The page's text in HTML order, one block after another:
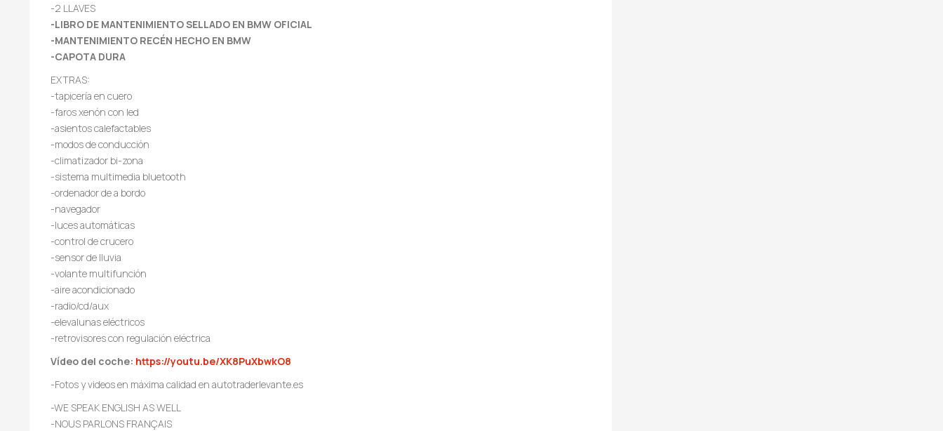
-2 LLAVES
-LIBRO DE MANTENIMIENTO SELLADO EN BMW OFICIAL
-MANTENIMIENTO RECÉN HECHO EN BMW
-CAPOTA DURA
EXTRAS:
-tapicería en cuero
-faros xenón con led
-asientos calefactables
-modos de conducción
-climatizador bi-zona
-sistema multimedia bluetooth
-ordenador de a bordo
-navegador
-luces automáticas
-control de crucero
-sensor de lluvia
-volante multifunción
-aire acondicionado
-radio/cd/aux
-elevalunas eléctricos
-retrovisores con regulación eléctrica
Vídeo del coche: https://youtu.be/XK8PuXbwkO8
-Fotos y videos en máxima calidad en autotraderlevante.es
-WE SPEAK ENGLISH AS WELL
-NOUS PARLONS FRANÇAIS